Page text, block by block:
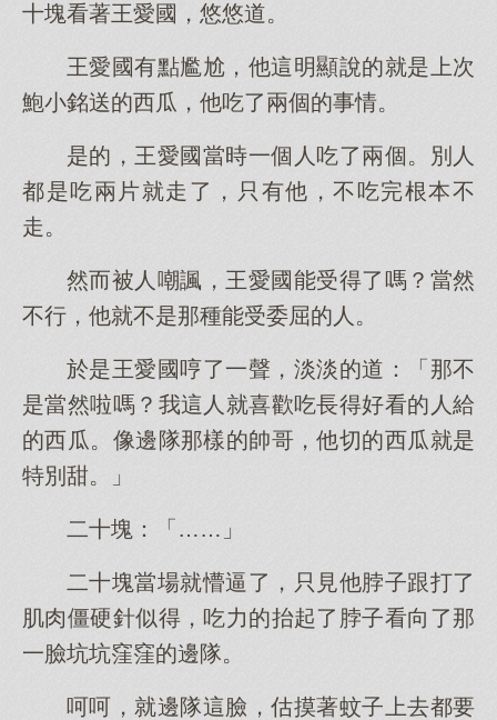
十塊看著王愛國，悠悠道。
王愛國有點尷尬，他這明顯說的就是上次
鮑小銘送的西瓜，他吃了兩個的事情。
是的，王愛國當時一個人吃了兩個。別人
都是吃兩片就走了，只有他，不吃完根本不
走。
然而被人嘲諷，王愛國能受得了嗎？當然
不行，他就不是那種能受委屈的人。
於是王愛國哼了一聲，淡淡的道：「那不
是當然啦嗎？我這人就喜歡吃長得好看的人給
的西瓜。像邊隊那樣的帥哥，他切的西瓜就是
特別甜。」
二十塊：「……」
二十塊當場就懵逼了，只見他脖子跟打了
肌肉僵硬針似得，吃力的抬起了脖子看向了那
一臉坑坑窪窪的邊隊。
呵呵，就邊隊這臉，估摸著蚊子上去都要